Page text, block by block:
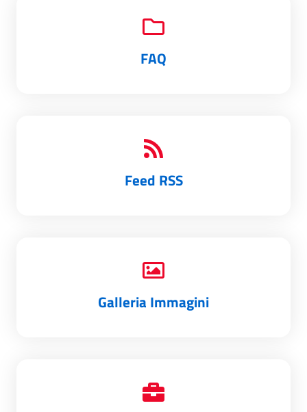
FAQ
Feed RSS
Galleria Immagini